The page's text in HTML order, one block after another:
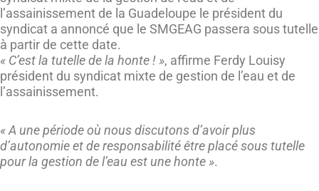
l’assainissement de la Guadeloupe le président du
syndicat a annoncé que le SMGEAG passera sous tutelle
à partir de cette date.
« C’est la tutelle de la honte ! », affirme Ferdy Louisy
président du syndicat mixte de gestion de l’eau et de
l’assainissement.
« A une période où nous discutons d’avoir plus
d’autonomie et de responsabilité être placé sous tutelle
pour la gestion de l’eau est une honte ».